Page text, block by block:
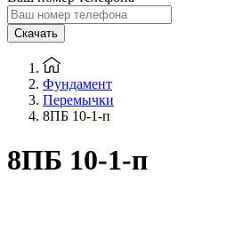
Скачать
Фундамент
Перемычки
8ПБ 10-1-п
8ПБ 10-1-п